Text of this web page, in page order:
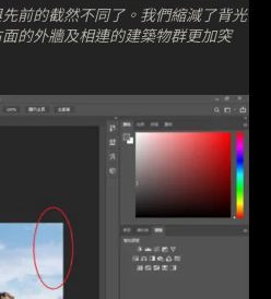
前的截然不同了。我們縮減了背光
的外牆及相連的建築物群更加突